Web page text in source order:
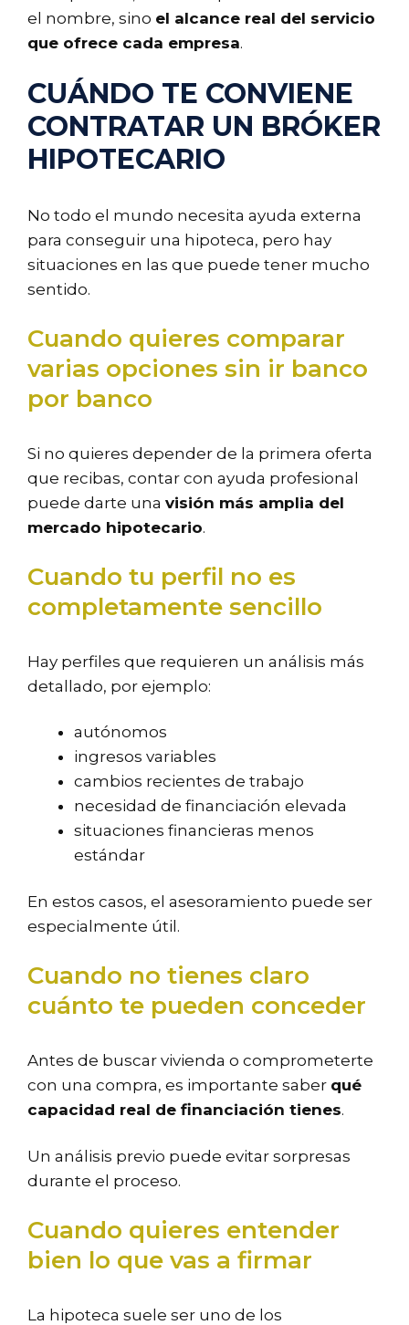
el nombre, sino el alcance real del servicio
que ofrece cada empresa.
CUÁNDO TE CONVIENE
CONTRATAR UN BRÓKER
HIPOTECARIO
No todo el mundo necesita ayuda externa
para conseguir una hipoteca, pero hay
situaciones en las que puede tener mucho
sentido.
Cuando quieres comparar
varias opciones sin ir banco
por banco
Si no quieres depender de la primera oferta
que recibas, contar con ayuda profesional
puede darte una visión más amplia del
mercado hipotecario.
Cuando tu perfil no es
completamente sencillo
Hay perfiles que requieren un análisis más
detallado, por ejemplo:
autónomos
ingresos variables
cambios recientes de trabajo
necesidad de financiación elevada
situaciones financieras menos
estándar
En estos casos, el asesoramiento puede ser
especialmente útil.
Cuando no tienes claro
cuánto te pueden conceder
Antes de buscar vivienda o comprometerte
con una compra, es importante saber qué
capacidad real de financiación tienes.
Un análisis previo puede evitar sorpresas
durante el proceso.
Cuando quieres entender
bien lo que vas a firmar
La hipoteca suele ser uno de los